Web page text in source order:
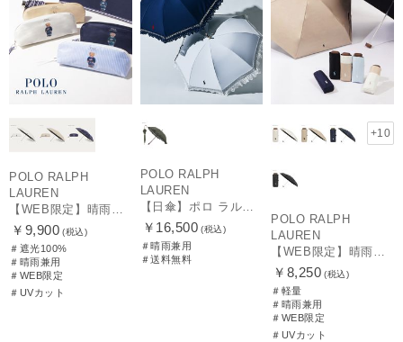
POLO RALPH
LAUREN
【WEB限定】晴雨兼用折りたたみ日傘 ポロ ラルフ ローレン（POLO RALPH LAUREN）ワンポイントベア 遮光100 UV100
￥9,900 (税込)
＃遮光100%
＃晴雨兼用
＃WEB限定
＃UVカット
POLO RALPH
LAUREN
【日傘】ポロ ラルフ ローレン(POLO RALPH LAUREN)エンブフリル 長傘 【公式ムーンバット】 遮光 遮熱 UV 晴雨兼用
￥16,500 (税込)
＃晴雨兼用
＃送料無料
+10
POLO RALPH
LAUREN
【WEB限定】晴雨兼用折りたたみ日傘 ポロ ラルフ ローレン ポロポニー刺繍 POLO BEAR 雨の日OK 遮光100% 遮熱 簡単開閉 UV100% 晴雨兼用
￥8,250 (税込)
＃軽量
＃晴雨兼用
＃WEB限定
＃UVカット